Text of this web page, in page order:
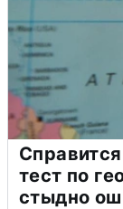
тест по
стыдно